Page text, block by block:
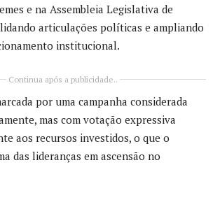
e na Assembleia Legislativa de
articulações políticas e ampliando
institucional.
Continua após a publicidade..
por uma campanha considerada
mas com votação expressiva
aos recursos investidos, o que o
das lideranças em ascensão no